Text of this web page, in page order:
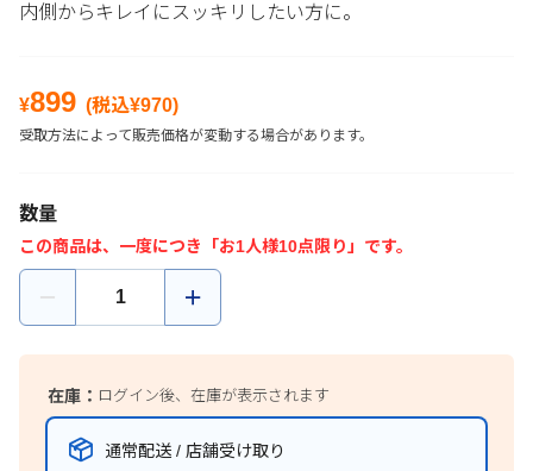
内側からキレイにスッキリしたい方に。
¥899 (税込¥970)
受取方法によって販売価格が変動する場合があります。
数量
この商品は、一度につき「お1人様10点限り」です。
在庫： ログイン後、在庫が表示されます
通常配送 / 店舗受け取り